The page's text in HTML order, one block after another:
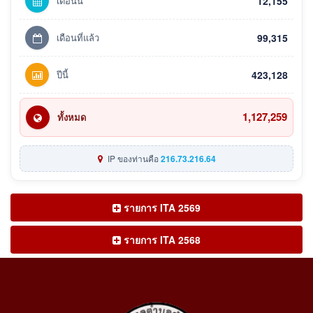
เดือนที่แล้ว 99,315
ปีนี้ 423,128
ทั้งหมด 1,127,259
IP ของท่านคือ216.73.216.64
รายการ ITA 2569
รายการ ITA 2568